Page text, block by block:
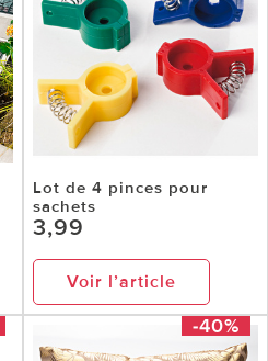
Lot de 4 pinces pour
sachets
3,99
Voir l’article
-40%